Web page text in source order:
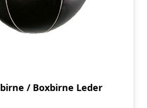
/ Boxbirne Leder